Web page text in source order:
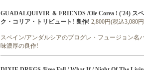
GUADALQUIVIR ＆ FRIENDS /Ole Corea ! ('24) ス
ク・コリア・トリビュート! 良作! 2,800円(税込3,080
スペイン/アンダルシアのプログレ・フュージョン
味濃厚の良作!